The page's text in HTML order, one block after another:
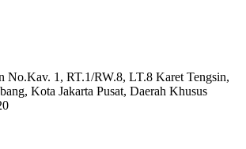
No.Kav. 1, RT.1/RW.8, LT.8 Karet Tengsin,
Kota Jakarta Pusat, Daerah Khusus